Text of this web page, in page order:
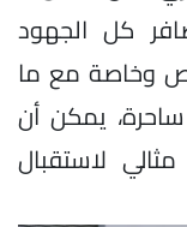
كل الجهود
وخاصة مع ما
يمكن أن
لاستقبال